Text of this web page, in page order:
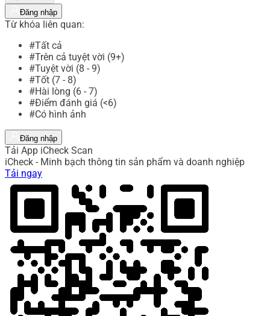
Đăng nhập
Từ khóa liên quan:
#Tất cả
#Trên cả tuyệt vời (9+)
#Tuyệt vời (8 - 9)
#Tốt (7 - 8)
#Hài lòng (6 - 7)
#Điểm đánh giá (<6)
#Có hình ảnh
Đăng nhập
Tải App iCheck Scan
iCheck - Minh bạch thông tin sản phẩm và doanh nghiệp
Tải ngay